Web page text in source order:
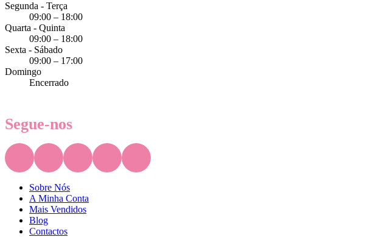
Segunda - Terça
09:00 – 18:00
Quarta - Quinta
09:00 – 18:00
Sexta - Sábado
09:00 – 17:00
Domingo
Encerrado
Segue-nos
Sobre Nós
A Minha Conta
Mais Vendidos
Blog
Contactos